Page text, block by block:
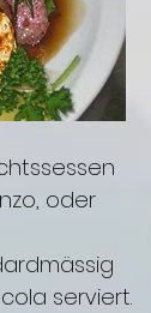
oder
serviert.